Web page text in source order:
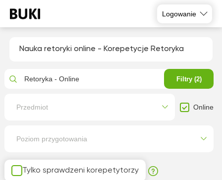
Logowanie
Nauka retoryki online - Korepetycje Retoryka
Tylko sprawdzeni korepetytorzy
Retoryka - Online Filtry (2)
Przedmiot Online
Poziom przygotowania